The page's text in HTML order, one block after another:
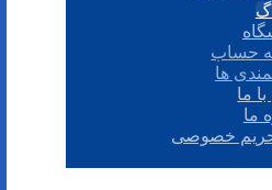
حساب
ها
ما
ما
خصوصی